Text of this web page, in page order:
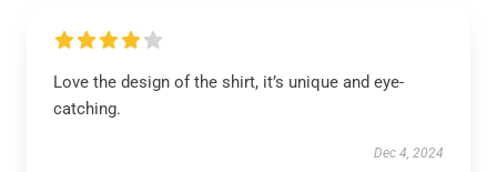
Love the design of the shirt, it’s unique and eye-
catching.
Dec 4, 2024